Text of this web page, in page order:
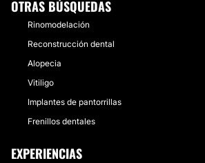
OTRAS BÚSQUEDAS
Rinomodelación
Reconstrucción dental
Alopecia
Vitiligo
Implantes de pantorrillas
Frenillos dentales
EXPERIENCIAS